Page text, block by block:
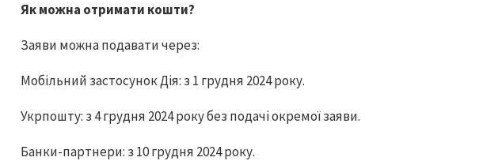
Як можна отримати кошти?
Заяви можна подавати через:
Мобільний застосунок Дія: з 1 грудня 2024 року.
Укрпошту: з 4 грудня 2024 року без подачі окремої заяви.
Банки-партнери: з 10 грудня 2024 року.